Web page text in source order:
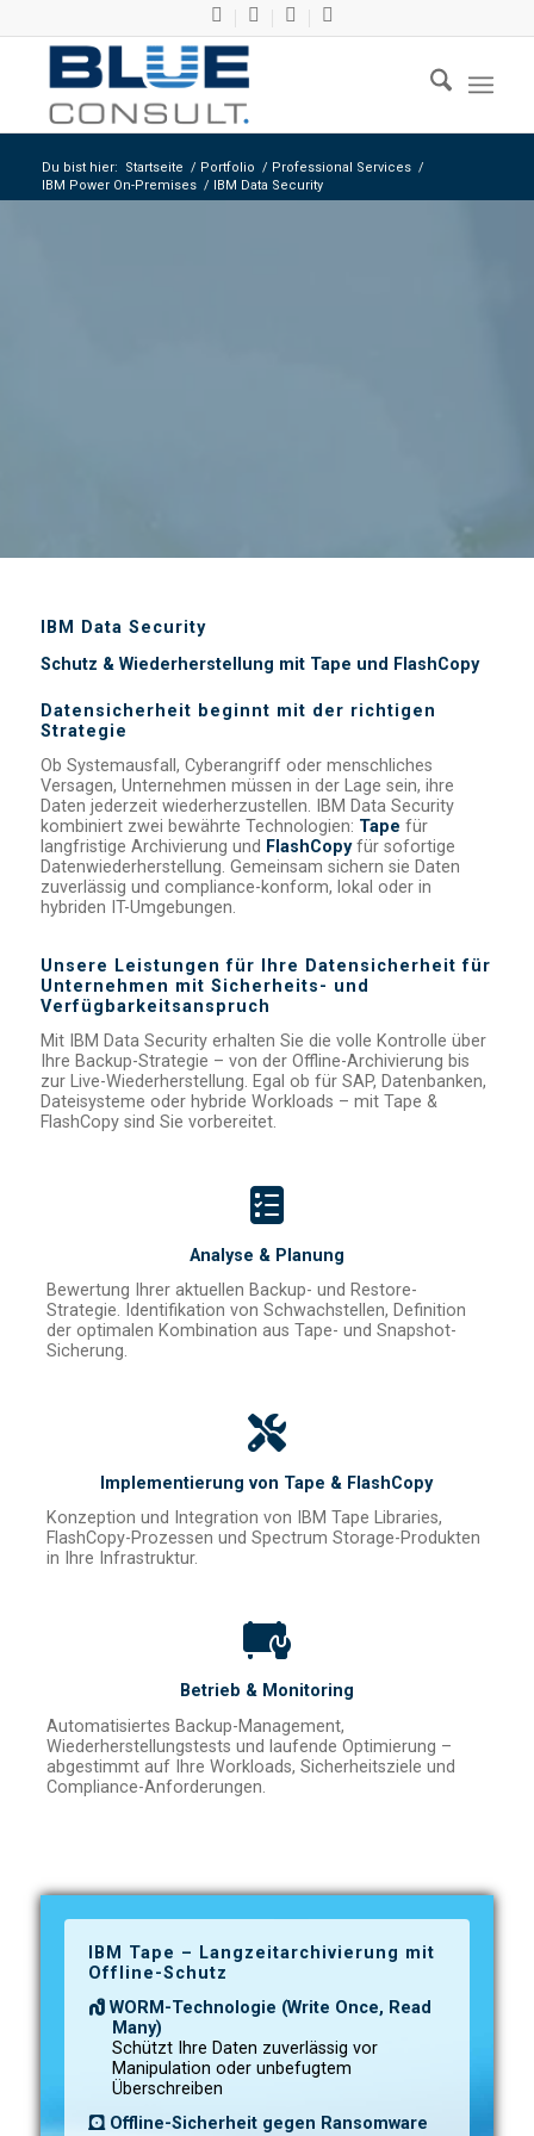
Du bist hier: Startseite / Portfolio / Professional Services /
IBM Power On-Premises / IBM Data Security
IBM Data Security
Schutz & Wiederherstellung mit Tape und FlashCopy
Datensicherheit beginnt mit der richtigen
Strategie
Ob Systemausfall, Cyberangriff oder menschliches
Versagen, Unternehmen müssen in der Lage sein, ihre
Daten jederzeit wiederherzustellen. IBM Data Security
kombiniert zwei bewährte Technologien: Tape für
langfristige Archivierung und FlashCopyfür sofortige
Datenwiederherstellung. Gemeinsam sichern sie Daten
zuverlässig und compliance-konform, lokal oder in
hybriden IT-Umgebungen.
Unsere Leistungen für Ihre Datensicherheit für
Unternehmen mit Sicherheits- und
Verfügbarkeitsanspruch
Mit IBM Data Security erhalten Sie die volle Kontrolle über
Ihre Backup-Strategie – von der Offline-Archivierung bis
zur Live-Wiederherstellung. Egal ob für SAP, Datenbanken,
Dateisysteme oder hybride Workloads – mit Tape &
FlashCopy sind Sie vorbereitet.
Analyse & Planung
Bewertung Ihrer aktuellen Backup- und Restore-
Strategie. Identifikation von Schwachstellen, Definition
der optimalen Kombination aus Tape- und Snapshot-
Sicherung.
Implementierung von Tape & FlashCopy
Konzeption und Integration von IBM Tape Libraries,
FlashCopy-Prozessen und Spectrum Storage-Produkten
in Ihre Infrastruktur.
Betrieb & Monitoring
Automatisiertes Backup-Management,
Wiederherstellungstests und laufende Optimierung –
abgestimmt auf Ihre Workloads, Sicherheitsziele und
Compliance-Anforderungen.
IBM Tape – Langzeitarchivierung mit
Offline-Schutz
WORM-Technologie (Write Once, Read
Many)
Schützt Ihre Daten zuverlässig vor
Manipulation oder unbefugtem
Überschreiben
Offline-Sicherheit gegen Ransomware